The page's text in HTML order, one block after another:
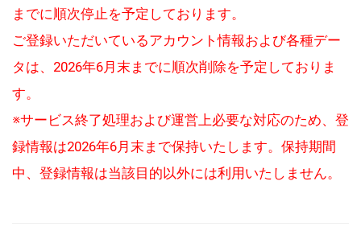
までに順次停止を予定しております。
ご登録いただいているアカウント情報および各種デー
タは、2026年6月末までに順次削除を予定しておりま
す。
※サービス終了処理および運営上必要な対応のため、登
録情報は2026年6月末まで保持いたします。保持期間
中、登録情報は当該目的以外には利用いたしません。